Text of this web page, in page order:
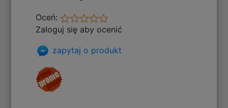
Oceń:
Zaloguj się aby ocenić
zapytaj o produkt